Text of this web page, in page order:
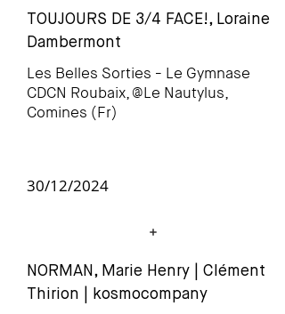
TOUJOURS DE 3/4 FACE!, Loraine
Dambermont
Les Belles Sorties - Le Gymnase
CDCN Roubaix, @Le Nautylus,
Comines (Fr)
30/12/2024
NORMAN, Marie Henry | Clément
Thirion | kosmocompany